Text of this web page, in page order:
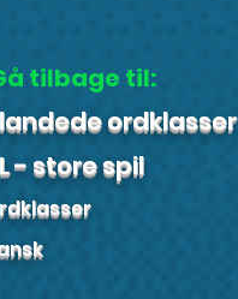
tilbage til:
ordklasser
- store spil